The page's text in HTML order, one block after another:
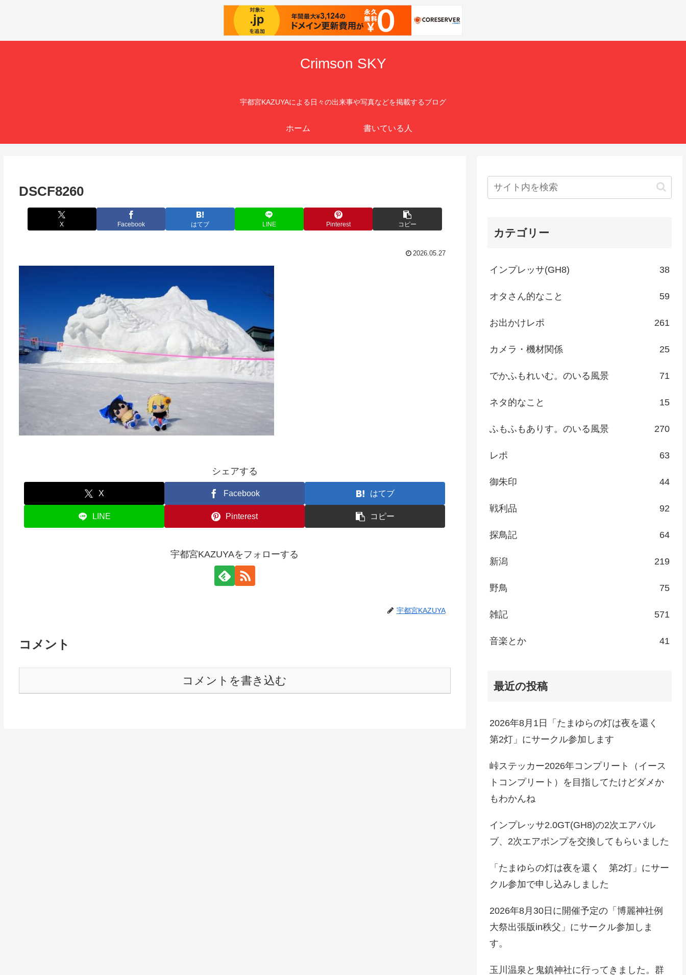
Crimson SKY
宇都宮KAZUYAによる日々の出来事や写真などを掲載するブログ
ホーム 書いている人
DSCF8260
X Facebook はてブ LINE Pinterest コピー
2026.05.27
シェアする
X Facebook はてブ
LINE Pinterest コピー
宇都宮KAZUYAをフォローする
宇都宮KAZUYA
コメント
コメントを書き込む
カテゴリー
インプレッサ(GH8) 38
オタさん的なこと 59
お出かけレポ 261
カメラ・機材関係 25
でかふもれいむ。のいる風景 71
ネタ的なこと 15
ふもふもありす。のいる風景 270
レポ 63
御朱印 44
戦利品 92
探鳥記 64
新潟 219
野鳥 75
雑記 571
音楽とか 41
最近の投稿
2026年8月1日「たまゆらの灯は夜を還く
第2灯」にサークル参加します
峠ステッカー2026年コンプリート（イース
トコンプリート）を目指してたけどダメか
もわかんね
インプレッサ2.0GT(GH8)の2次エアバル
ブ、2次エアポンプを交換してもらいました
「たまゆらの灯は夜を還く 第2灯」にサー
クル参加で申し込みしました
2026年8月30日に開催予定の「博麗神社例
大祭出張版in秩父」にサークル参加しま
す。
玉川温泉と鬼鎮神社に行ってきました。群